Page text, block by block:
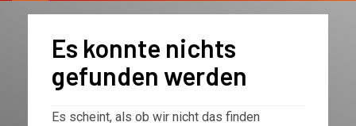
Es konnte nichts
gefunden werden
Es scheint, als ob wir nicht das finden